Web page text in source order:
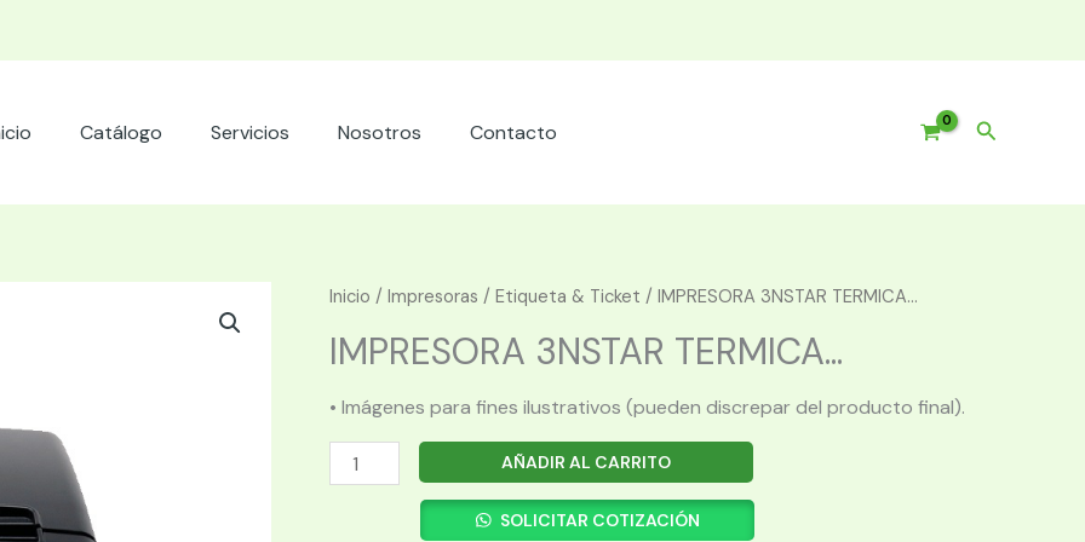
Catálogo Servicios Nosotros Contacto Buscar
Inicio / Impresoras / Etiqueta & Ticket / IMPRESORA 3NSTAR TERMICA...
IMPRESORA 3NSTAR TERMICA...
• Imágenes para fines ilustrativos (pueden discrepar del producto final).
IMPRESORA
3NSTAR
AÑADIR AL CARRITO
SOLICITAR COTIZACIÓN